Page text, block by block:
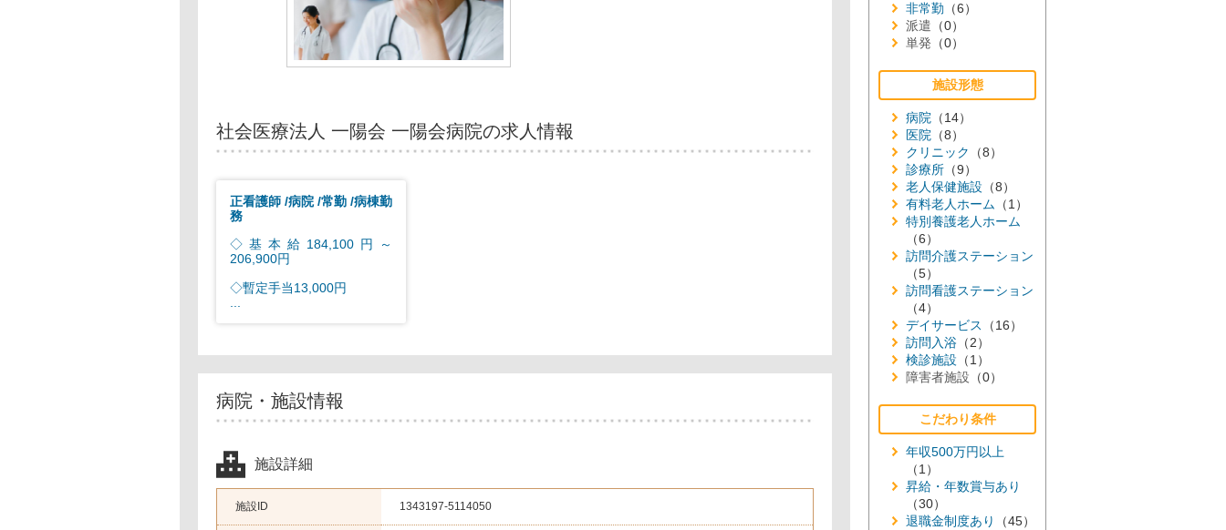
非常勤 （6）
派遣 （0）
単発 （0）
施設形態
病院 （14）
医院 （8）
クリニック
（8）
診療所 （9）
老人保健施設 （8）
有料老人ホーム （1）
特別養護老人ホーム
（6）
訪問介護ステーション
（5）
訪問看護ステーション
（4）
デイサービス
（16）
訪問入浴 （2）
検診施設 （1）
障害者施設 （0）
こだわり条件
年収500万円以上
（1）
昇給・年数賞与あり
（30）
退職金制度あり
（45）
社会医療法人 一陽会 一陽会病院の求人情報
正看護師 病院 常勤 病棟勤
務
◇基本給184,100円～
206,900円
◇暫定手当13,000円
病院・施設情報
施設詳細
施設ID 1343197-5114050